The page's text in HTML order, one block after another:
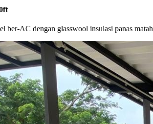
ber-AC dengan glasswool insulasi panas